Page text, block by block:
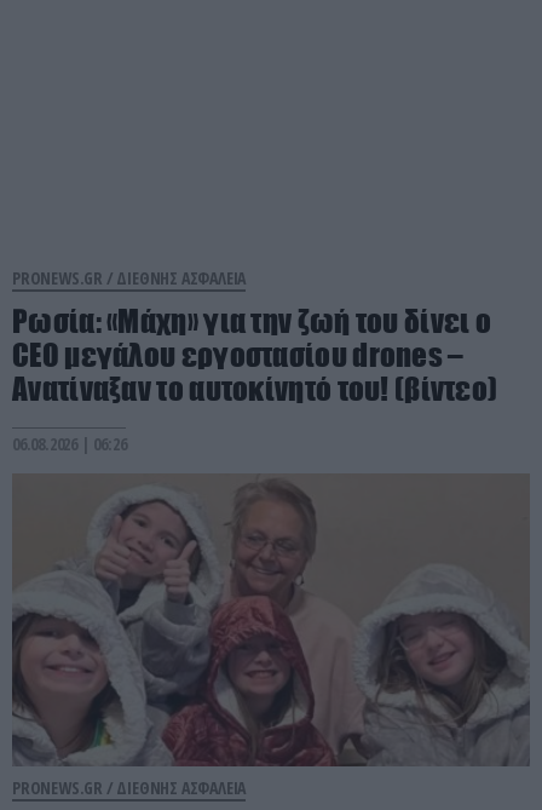
PRONEWS.GR / ΔΙΕΘΝΗΣ ΑΣΦΑΛΕΙΑ
Ρωσία: «Μάχη» για την ζωή του δίνει ο
CEO μεγάλου εργοστασίου drones –
Ανατίναξαν το αυτοκίνητό του! (βίντεο)
06.08.2026 | 06:26
PRONEWS.GR / ΔΙΕΘΝΗΣ ΑΣΦΑΛΕΙΑ